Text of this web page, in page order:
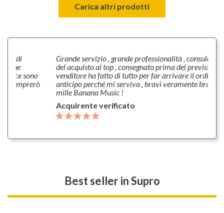
Carica altri prodotti
di
che
sono
ricomprerò
Grande servizio , grande professionalità ,
del acquisto al top , consegnato prima del previsto , il
venditore ha fatto di tutto per far arrivare il ordine in
anticipo perché mi serviva , bravi veramente bravi !
mille Banana Music !
Acquirente verificato
Best sellerin Supro